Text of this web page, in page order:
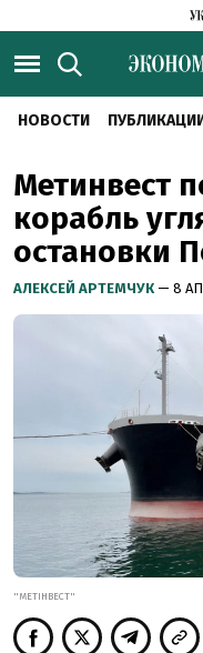
НОВОСТИ
Метинвест
корабль
остановки
АЛЕКСЕЙ АРТЕМЧУК — 8
"МЕТІНВЕСТ"